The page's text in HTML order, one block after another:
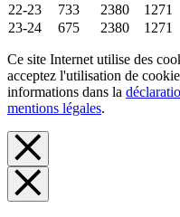
22-23 733 2380 1271
23-24
675 2380 1271
Ce site Internet utilise des
acceptez l'utilisation de
informations dans la
mentions légales.